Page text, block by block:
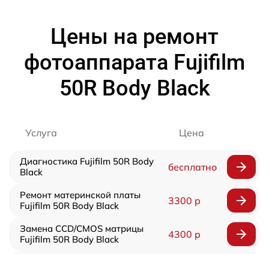
Цены на ремонт
фотоаппарата Fujifilm
50R Body Black
Услуга Цена
Диагностика Fujifilm 50R Body
Black
бесплатно
Ремонт материнской платы
Fujifilm 50R Body Black
3300 р
Замена CCD/CMOS матрицы
Fujifilm 50R Body Black
4300 р